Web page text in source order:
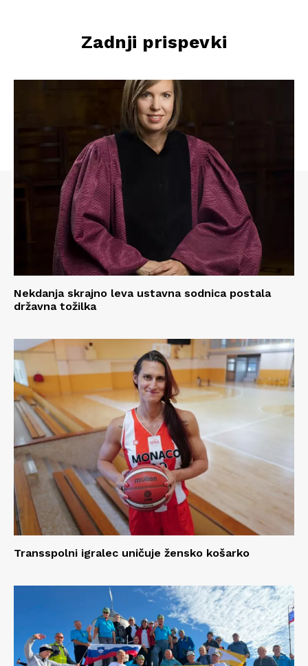
Zadnji prispevki
Nekdanja skrajno leva ustavna sodnica postala
državna tožilka
Transspolni igralec uničuje žensko košarko